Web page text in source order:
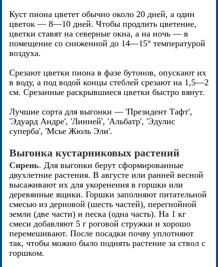
Куст пиона цветет обычно около 20 дней, а один
цветок — 8—10 дней. Чтобы продлить цветение,
цветки ставят на северные окна, а на ночь — в
помещение со сниженной до 14—15° температурой
воздуха.
Срезают цветки пиона в фазе бутонов, опускают их
в воду, а под водой концы стеблей срезают на 1,5—2
см. Срезанные раскрывшиеся цветки быстро вянут.
Лучшие сорта для выгонки — 'Президент Тафт',
'Эдуард Андре', 'Линней', 'Альбатр', 'Эдулис
суперба', 'Мсье Жюль Эли'.
Выгонка кустарниковых растений
Сирень. Для выгонки берут сформированные
двухлетние растения. В августе или ранней весной
высаживают их для укоренения в горшки или
деревянные ящики. Горшки заполняют питательной
смесью из дерновой (шесть частей), перегнойной
земли (две части) и песка (одна часть). На 1 кг
смеси добавляют 5 г роговой стружки и хорошо
перемешивают. После посадки почву уплотняют
так, чтобы можно было поднять растение за ствол с
горшком.